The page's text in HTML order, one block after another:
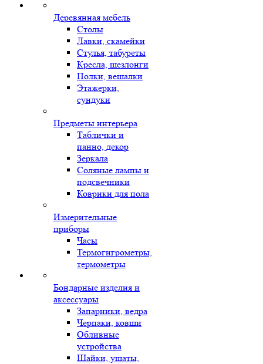
Деревянная мебель
Столы
Лавки, скамейки
Стулья, табуреты
Кресла, шезлонги
Полки, вешалки
Этажерки,
сундуки
Предметы интерьера
Таблички и
панно, декор
Зеркала
Соляные лампы и
подсвечники
Коврики для пола
Измерительные
приборы
Часы
Термогигрометры,
термометры
Бондарные изделия и
аксессуары
Запарники, ведра
Черпаки, ковши
Обливные
устройства
Шайки, ушаты,